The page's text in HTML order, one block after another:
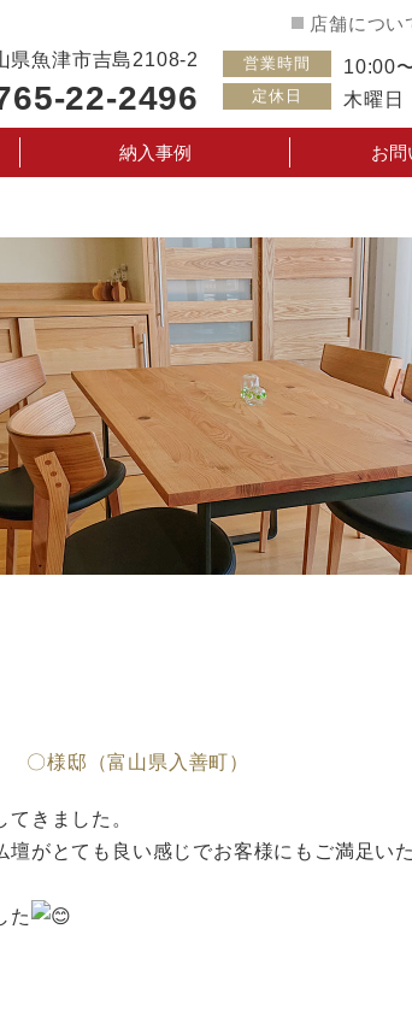
店舗につい
県魚津市吉島2108-2
22-2496
営業時間 10:00
定休日 木曜日
納入事例 お問
〇様邸（富山県入善町）
きました。
壇がとても良い感じでお客様にもご満足い
た